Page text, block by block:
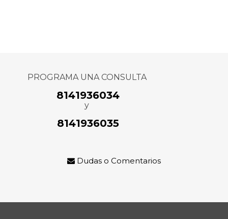
PROGRAMA UNA CONSULTA
8141936034
y
8141936035
Dudas o Comentarios